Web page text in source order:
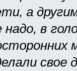
а
надо, в
свое